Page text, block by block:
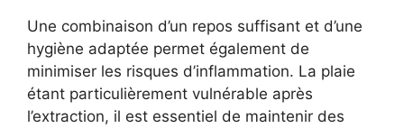
Une combinaison d’un repos suffisant et d’une
hygiène adaptée permet également de
minimiser les risques d’inflammation. La plaie
étant particulièrement vulnérable après
l’extraction, il est essentiel de maintenir des